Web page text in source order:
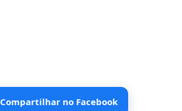
Compartilhar no Facebook